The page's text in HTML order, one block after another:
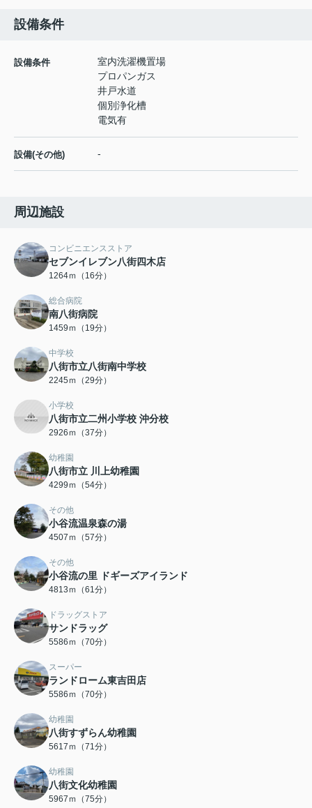
設備条件
設備条件
室内洗濯機置場
プロパンガス
井戸水道
個別浄化槽
電気有
設備(その他) -
周辺施設
コンビニエンスストア
セブンイレブン八街四木店
1264ｍ（16分）
総合病院
南八街病院
1459ｍ（19分）
中学校
八街市立八街南中学校
2245ｍ（29分）
小学校
八街市立二州小学校 沖分校
2926ｍ（37分）
幼稚園
八街市立 川上幼稚園
4299ｍ（54分）
その他
小谷流温泉森の湯
4507ｍ（57分）
その他
小谷流の里 ドギーズアイランド
4813ｍ（61分）
ドラッグストア
サンドラッグ
5586ｍ（70分）
スーパー
ランドローム東吉田店
5586ｍ（70分）
幼稚園
八街すずらん幼稚園
5617ｍ（71分）
幼稚園
八街文化幼稚園
5967ｍ（75分）